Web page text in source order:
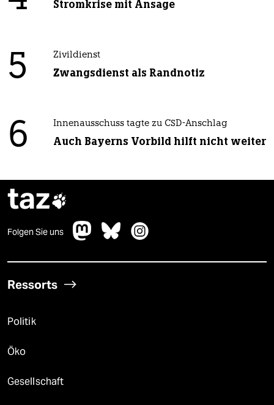
Stromkrise mit Ansage
5 Zivildienst
Zwangsdienst als Randnotiz
6 Innenausschuss tagte zu CSD-Anschlag
Auch Bayerns Vorbild hilft nicht weiter
taz
Folgen Sie uns
Ressorts
Politik
Öko
Gesellschaft